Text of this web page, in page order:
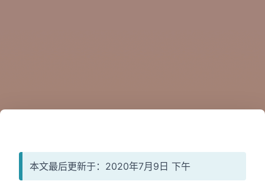
本文最后更新于：2020年7月9日 下午